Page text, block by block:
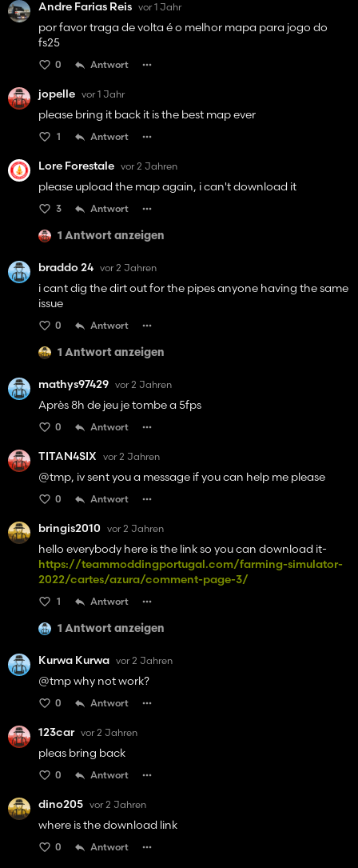
Andre Farias Reis vor 1 Jahr
por favor traga de volta é o melhor mapa para jogo do
fs25
0 Antwort
jopelle vor 1 Jahr
please bring it back it is the best map ever
1 Antwort
Lore Forestale vor 2 Jahren
please upload the map again, i can't download it
3 Antwort
1 Antwort anzeigen
braddo 24 vor 2 Jahren
i cant dig the dirt out for the pipes anyone having the same
issue
0 Antwort
1 Antwort anzeigen
mathys97429 vor 2 Jahren
Après 8h de jeu je tombe a 5fps
0 Antwort
TITAN4SIX vor 2 Jahren
@tmp, iv sent you a message if you can help me please
0 Antwort
bringis2010 vor 2 Jahren
hello everybody here is the link so you can download it-
https://teammoddingportugal.com/farming-simulator-
2022/cartes/azura/comment-page-3/
1 Antwort
1 Antwort anzeigen
Kurwa Kurwa vor 2 Jahren
@tmp why not work?
0 Antwort
123car vor 2 Jahren
pleas bring back
0 Antwort
dino205 vor 2 Jahren
where is the download link
0 Antwort